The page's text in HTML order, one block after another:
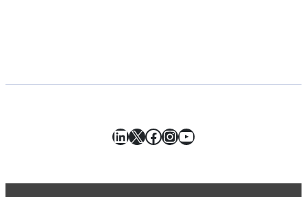
LinkedIn
X Facebook
Instagram
YouTube